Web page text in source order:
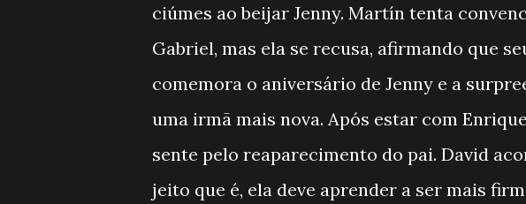
ciúmes ao beijar Jenny. Martín tenta
Gabriel, mas ela se recusa, afirmando que
comemora o aniversário de Jenny e a
uma irmã mais nova. Após estar com
sente pelo reaparecimento do pai. David
jeito que é, ela deve aprender a ser mais